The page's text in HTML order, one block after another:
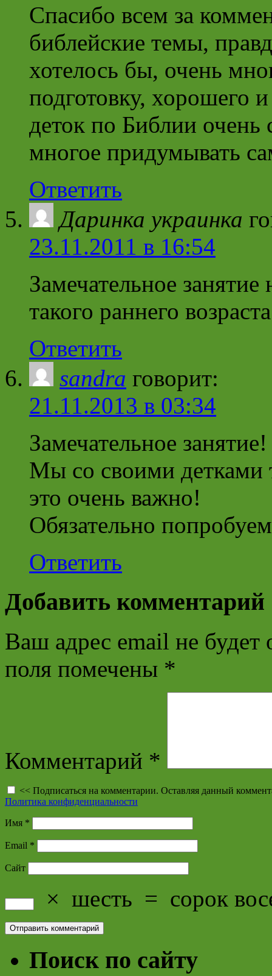
Спасибо всем за
библейские темы,
хотелось бы, очень
подготовку, хорошего
деток по Библии
многое придумывать
Ответить
Даринка украинка
23.11.2011 в 16:54
Замечательное
такого раннего
Ответить
sandra говорит:
21.11.2013 в 03:34
Замечательное занятие!
Мы со своими детками
это очень важно!
Обязательно
Ответить
Добавить комментарий
Ваш адрес email не будет
поля помечены *
Комментарий *
<< Подписаться на комментарии. Оставляя данный
Политика конфиденциальности
Имя *
Email *
Сайт
× шесть = сорок
Поиск по сайту